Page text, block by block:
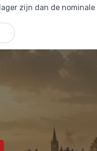
zijn dan de nominale